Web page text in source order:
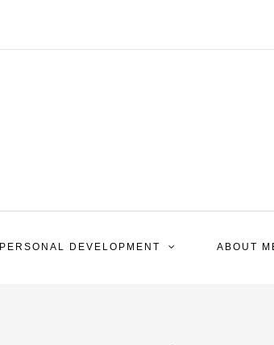
PERSONAL DEVELOPMENT ABOUT